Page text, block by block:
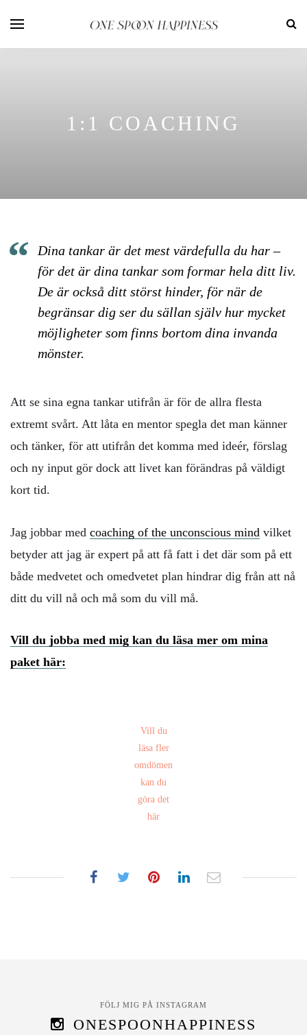
1:1 COACHING
Dina tankar är det mest värdefulla du har –
för det är dina tankar som formar hela ditt liv.
De är också ditt störst hinder, för när de
begränsar dig ser du sällan själv hur mycket
möjligheter som finns bortom dina invanda
mönster.
Att se sina egna tankar utifrån är för de allra flesta
extremt svårt. Att låta en mentor spegla det man känner
och tänker, för att utifrån det komma med ideér, förslag
och ny input gör dock att livet kan förändras på väldigt
kort tid.
Jag jobbar med coaching of the unconscious mind vilket
betyder att jag är expert på att få fatt i det där som på ett
både medvetet och omedvetet plan hindrar dig från att nå
ditt du vill nå och må som du vill må.
Vill du jobba med mig kan du läsa mer om mina
paket här:
Vill du
läsa fler
omdömen
kan du
göra det
här
FÖLJ MIG PÅ INSTAGRAM
ONESPOONHAPPINESS